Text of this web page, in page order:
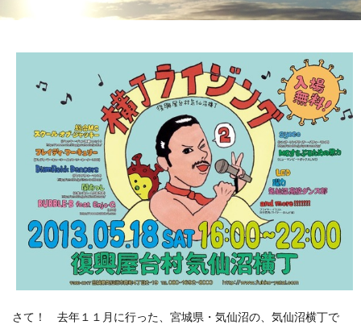
さて！ 去年１１月に行った、宮城県・気仙沼の、気仙沼横丁で